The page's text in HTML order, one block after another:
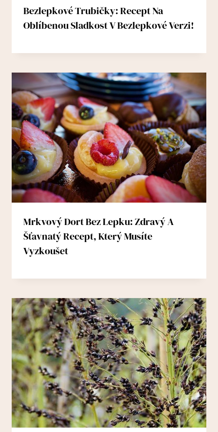
Bezlepkové Trubičky: Recept Na
Oblíbenou Sladkost V Bezlepkové Verzi!
Mrkvový Dort Bez Lepku: Zdravý A
Šťavnatý Recept, Který Musíte
Vyzkoušet